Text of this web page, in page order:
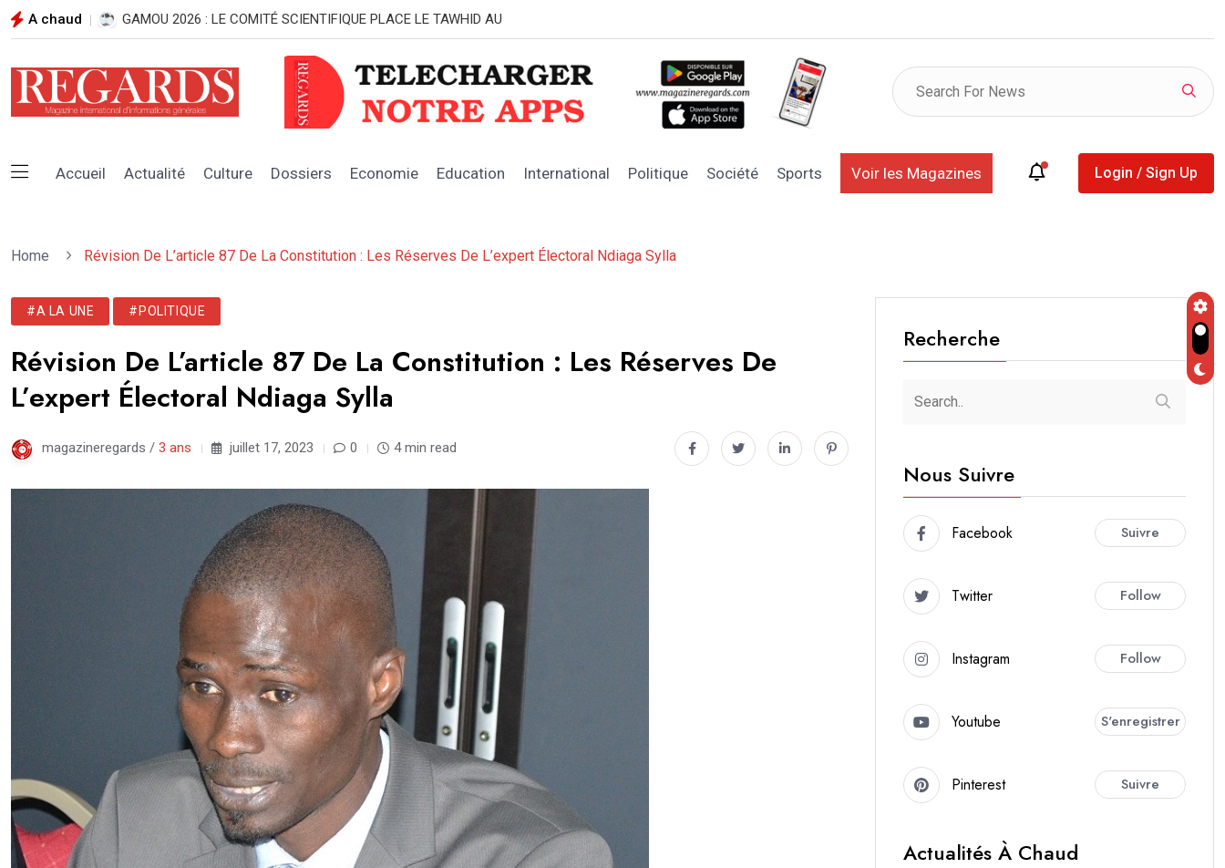
A chaud GAMOU 2026 : LE COMITÉ SCIENTIFIQUE PLACE LE TAWHID AU
Accueil Actualité Culture Dossiers Economie Education International Politique Société Sports Voir les Magazines Login / Sign Up
Home Révision De L’article 87 De La Constitution : Les Réserves De L’expert Électoral Ndiaga Sylla
#A LA UNE #POLITIQUE
Révision De L’article 87 De La Constitution : Les Réserves De
L’expert Électoral Ndiaga Sylla
magazineregards / 3 ans juillet 17, 2023 0 4 min read
Recherche
Nous Suivre
Facebook Suivre
Twitter Follow
Instagram Follow
Youtube S'enregistrer
Pinterest Suivre
Actualités À Chaud